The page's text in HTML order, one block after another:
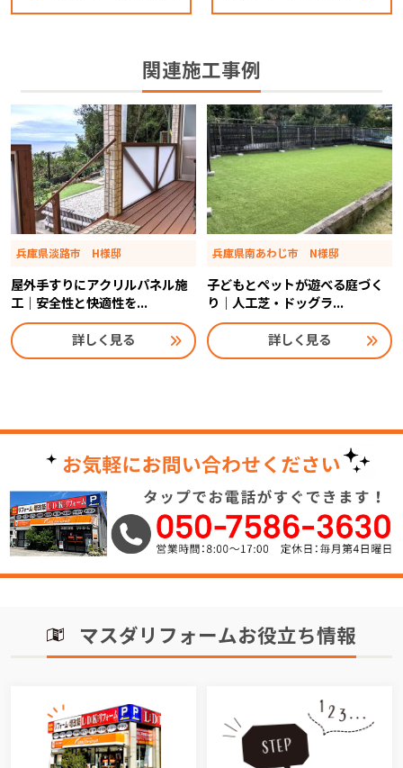
関連施工事例
兵庫県淡路市 H様邸
屋外手すりにアクリルパネル施
工｜安全性と快適性を...
詳しく見る
兵庫県南あわじ市 N様邸
子どもとペットが遊べる庭づく
り｜人工芝・ドッグラ...
詳しく見る
マスダリフォームお役立ち情報